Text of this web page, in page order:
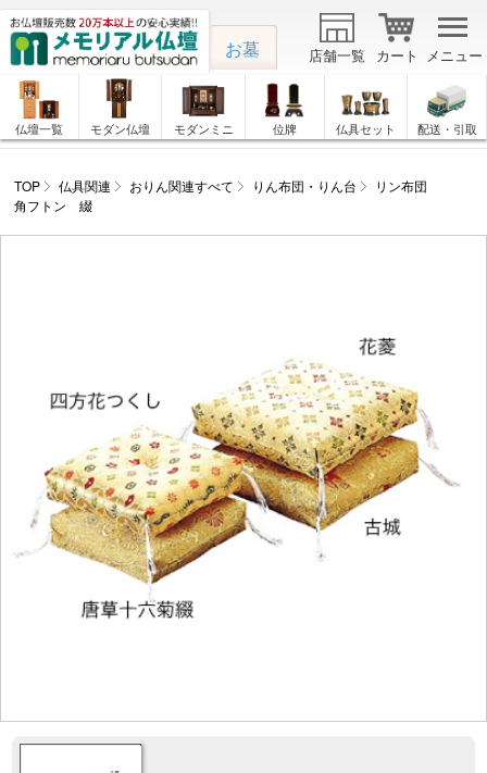
お墓 メニュー
カート
店舗一覧
仏壇一覧 モダン仏壇 モダンミニ 位牌 仏具セット 配送・引取
TOP 仏具関連 おりん関連すべて りん布団・りん台
リン布団
角フトン 綴